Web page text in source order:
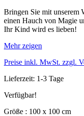
Bringen Sie mit unserem
einen Hauch von Magie
Ihr Kind wird es lieben!
Mehr zeigen
Preise inkl. MwSt. zzgl.
Lieferzeit: 1-3 Tage
Verfügbar!
Größe : 100 x 100 cm